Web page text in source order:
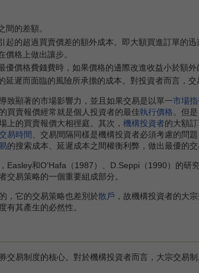
的差額。
的超過買賣價差的額外成本。即大額買進訂單的
格上做出讓步。
價格費錢費時，如果價格的邊際改進收益小於額外
遲而面臨的風險所承擔的成本。對投資者而言，
致顯著的市場影響力，並且如果交易是以單一市場指
的買賣報價經常就是個人投資者的最佳執行價格。但是
上的買賣報價大相徑庭。其次， 機構投資者的大額
易時間 、交易間隔同樣是機構投資者必須考慮的問
的搜索成本、延遲成本之間權衡利弊，做出最優的交
和O‘Hafa（1987）、D.Seppi（1990）的研
交易策略的一個重要組成部分。
它的交易策略也差別於散戶 ，故機構投資者的大
有其產生的必然性。
交易制度的核心。對於機構投資者而言，大宗交易